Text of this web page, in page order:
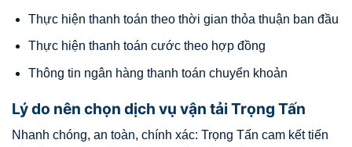
Thực hiện thanh toán theo thời gian thỏa thuận ban đầu
Thực hiện thanh toán cước theo hợp đồng
Thông tin ngân hàng thanh toán chuyển khoản
Lý do nên chọn dịch vụ vận tải Trọng Tấn
Nhanh chóng, an toàn, chính xác: Trọng Tấn cam kết tiến